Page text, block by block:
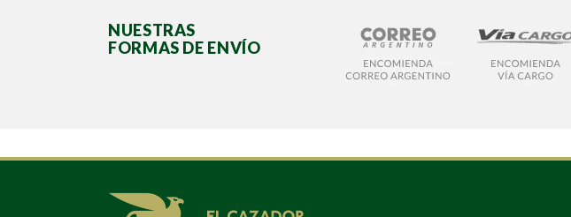
NUESTRAS
FORMAS DE ENVÍO